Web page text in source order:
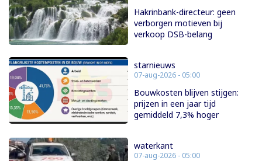
Hakrinbank-directeur: geen
verborgen motieven bij
verkoop DSB-belang
starnieuws
07-aug-2026 - 05:00
Bouwkosten blijven stijgen:
prijzen in een jaar tijd
gemiddeld 7,3% hoger
waterkant
07-aug-2026 - 05:00